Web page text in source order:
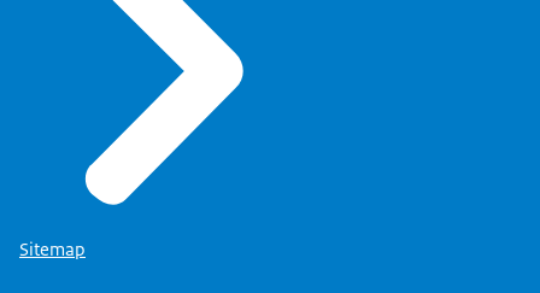
Frankrijk.
Wij vinden de reis met het vliegtuig en de auto al
ver, maar die legers liepen.
Die moeten onderweg eten en drinken. Dat
nemen ze in.
Zien ze iets van waarde, dan nemen ze dat ook nog
Kortom: ze laten Nederland in bittere armoede
Sitemap